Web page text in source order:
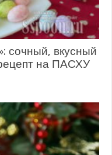
сочный, вкусный
на ПАСХУ